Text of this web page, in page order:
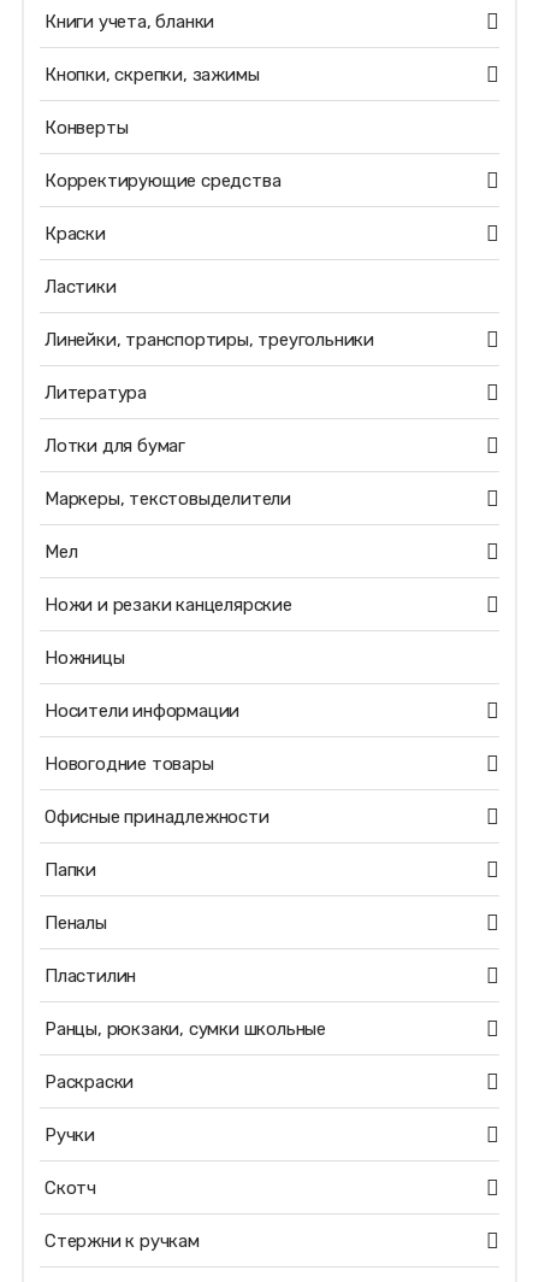
Книги учета, бланки
Кнопки, скрепки, зажимы
Конверты
Корректирующие средства
Краски
Ластики
Линейки, транспортиры, треугольники
Литература
Лотки для бумаг
Маркеры, текстовыделители
Мел
Ножи и резаки канцелярские
Ножницы
Носители информации
Новогодние товары
Офисные принадлежности
Папки
Пеналы
Пластилин
Ранцы, рюкзаки, сумки школьные
Раскраски
Ручки
Скотч
Стержни к ручкам